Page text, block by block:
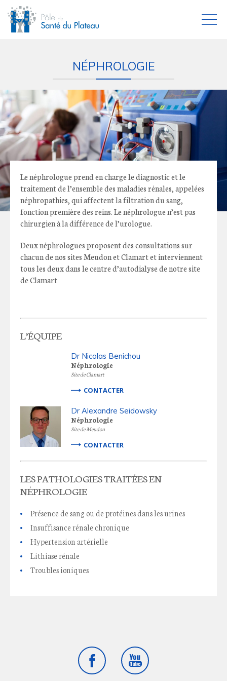
NÉPHROLOGIE
Le néphrologue prend en charge le diagnostic et le
traitement de l’ensemble des maladies rénales, appelées
néphropathies, qui affectent la filtration du sang,
fonction première des reins. Le néphrologue n’est pas
chirurgien à la différence de l’urologue.
Deux néphrologues proposent des consultations sur
chacun de nos sites Meudon et Clamart et interviennent
tous les deux dans le centre d’autodialyse de notre site
de Clamart
L’ÉQUIPE
Dr Nicolas Benichou
Néphrologie
Site de Clamart
CONTACTER
Dr Alexandre Seidowsky
Néphrologie
Site de Meudon
CONTACTER
LES PATHOLOGIES TRAITÉES EN
NÉPHROLOGIE
Présence de sang ou de protéines dans les urines
Insuffisance rénale chronique
Hypertension artérielle
Lithiase rénale
Troubles ioniques
FacebookYoutube